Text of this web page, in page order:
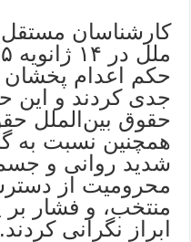
کارشناسان
حکم اعدام پخشان
جدی کردند و
حقوق بین‌الملل
همچنین نسبت به
شدید روانی و
محرومیت از
منتخب، و فشار
ابراز نگرانی